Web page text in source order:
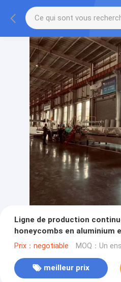
Ligne de production
honeycombs en aluminium
honeycombs
Prix：negotiable MOQ：Un
meilleur prix